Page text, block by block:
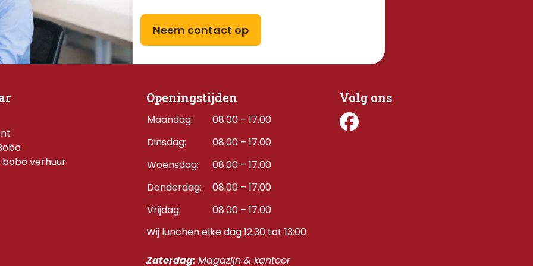
Neem contact op
verhuur
Openingstijden
Maandag:
08.00 – 17.00
Dinsdag:
08.00 – 17.00
Woensdag:
08.00 – 17.00
Donderdag: 08.00 – 17.00
Vrijdag:
08.00 – 17.00
Wij lunchen elke dag 12:30 tot 13:00
Zaterdag: Magazijn & kantoor
Volg ons